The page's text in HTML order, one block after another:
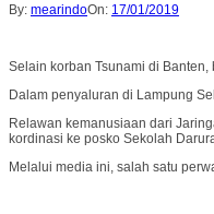
By: mearindoOn: 17/01/2019
Selain korban Tsunami di
Dalam penyaluran di Lampung
Relawan kemanusiaan dari
kordinasi ke posko Sekolah
Melalui media ini, salah satu